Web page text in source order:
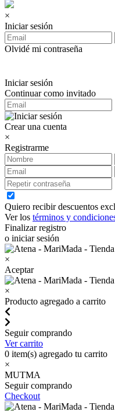
×
Iniciar sesión
Olvidé mi contraseña
Iniciar sesión
Continuar como invitado
Crear una cuenta
×
Registrarme
Quiero recibir descuentos
Ver los términos y
Finalizar registro
o iniciar sesión
×
Aceptar
×
Producto agregado a carrito
Seguir comprando
Ver carrito
0 item(s) agregado tu carrito
×
MUTMA
Seguir comprando
Checkout